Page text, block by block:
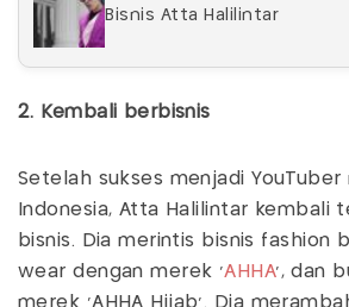
Bisnis Atta Halilintar
2. Kembali berbisnis
Setelah sukses menjadi YouTuber
Indonesia, Atta Halilintar kembali
bisnis. Dia merintis bisnis fashion
wear dengan merek ‘AHHA’, dan
merek ‘AHHA Hijab’. Dia